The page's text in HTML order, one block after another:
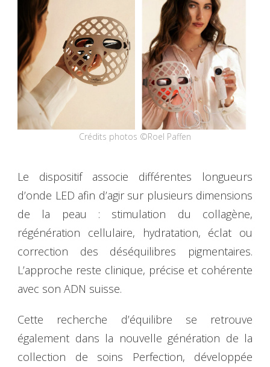
Crédits photos ©Roel Paffen
Le dispositif associe différentes longueurs
d’onde LED afin d’agir sur plusieurs dimensions
de la peau : stimulation du collagène,
régénération cellulaire, hydratation, éclat ou
correction des déséquilibres pigmentaires.
L’approche reste clinique, précise et cohérente
avec son ADN suisse.
Cette recherche d’équilibre se retrouve
également dans la nouvelle génération de la
collection de soins Perfection, développée